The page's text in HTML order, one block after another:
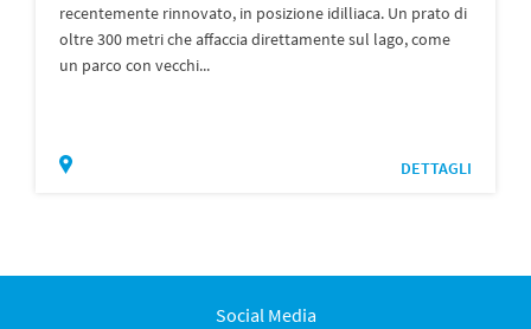
recentemente rinnovato, in posizione idilliaca. Un prato di
oltre 300 metri che affaccia direttamente sul lago, come
un parco con vecchi...
DETTAGLI
Social Media